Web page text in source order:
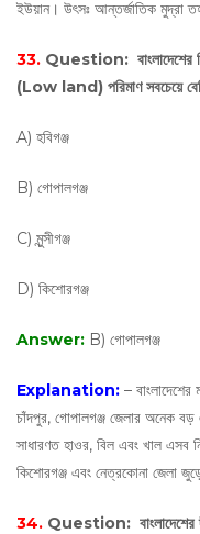
ইউয়ান। উৎসঃ আন্তর্জাতিক মুদ্রা
33. Question:
(Low land) পরিমাণ সবচেয়ে
A) হবিগঞ্জ
B) গোপালগঞ্জ
C) মুন্সীগঞ্জ
D) কিশোরগঞ্জ
Answer: B) গোপালগঞ্জ
Explanation: – বাংলাদেশের
চাঁদপুর, গোপালগঞ্জ জেলার অনেক
সাধারণত হাওর, বিল এবং খাল এসব
কিশোরগঞ্জ এবং নেত্রকোনা
34. Question: